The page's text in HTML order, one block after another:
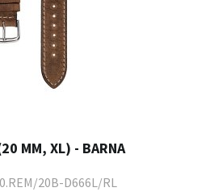
MM, XL) - BARNA
20B-D666L/RL